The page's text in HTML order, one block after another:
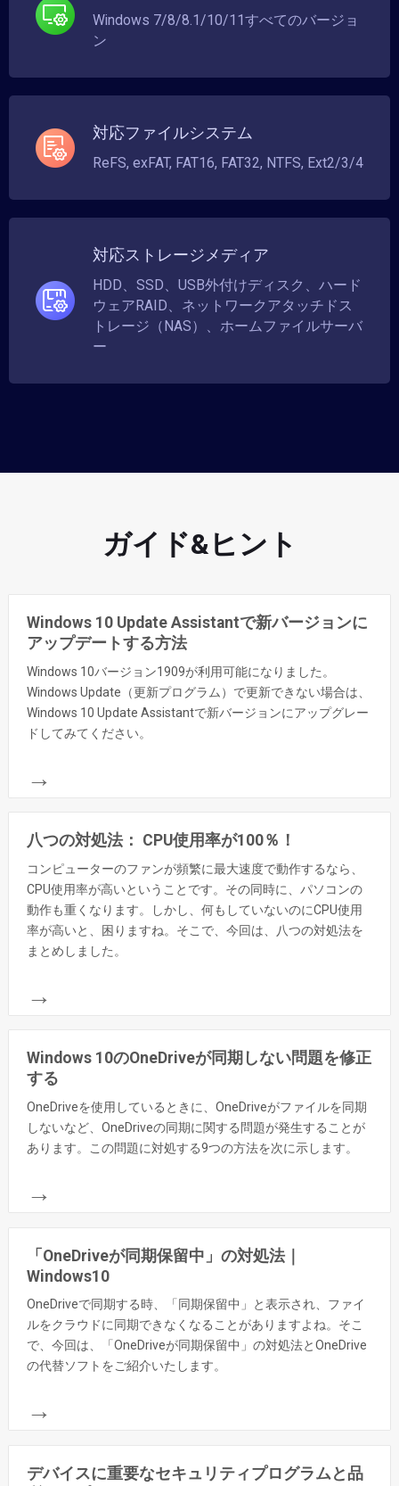
Windows 7/8/8.1/10/11すべてのバージョ
ン
対応ファイルシステム
ReFS, exFAT, FAT16, FAT32, NTFS, Ext2/3/4
対応ストレージメディア
HDD、SSD、USB外付けディスク、ハード
ウェアRAID、ネットワークアタッチドス
トレージ（NAS）、ホームファイルサーバ
ー
ガイド&ヒント
Windows 10 Update Assistantで新バージョンに
アップデートする方法
Windows 10バージョン1909が利用可能になりました。
Windows Update（更新プログラム）で更新できない場合は、
Windows 10 Update Assistantで新バージョンにアップグレー
ドしてみてください。
→
八つの対処法： CPU使用率が100％！
コンピューターのファンが頻繁に最大速度で動作するなら、
CPU使用率が高いということです。その同時に、パソコンの
動作も重くなります。しかし、何もしていないのにCPU使用
率が高いと、困りますね。そこで、今回は、八つの対処法を
まとめしました。
→
Windows 10のOneDriveが同期しない問題を修正
する
OneDriveを使用しているときに、OneDriveがファイルを同期
しないなど、OneDriveの同期に関する問題が発生することが
あります。この問題に対処する9つの方法を次に示します。
→
「OneDriveが同期保留中」の対処法｜
Windows10
OneDriveで同期する時、「同期保留中」と表示され、ファイ
ルをクラウドに同期できなくなることがありますよね。そこ
で、今回は、「OneDriveが同期保留中」の対処法とOneDrive
の代替ソフトをご紹介いたします。
→
デバイスに重要なセキュリティプログラムと品